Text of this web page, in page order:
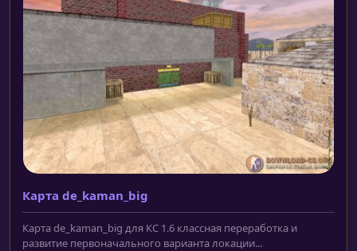
Карта de_kaman_big
Карта de_kaman_big для КС 1.6 классная переработка и
развитие первоначального варианта локации...